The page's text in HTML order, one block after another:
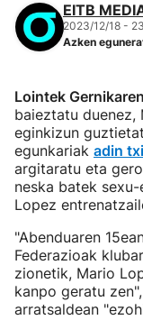
EITB
2023/12/18 -
Azken
Lointek
baieztatu duenez,
eginkizun
egunkariak adin
argitaratu eta
neska batek
Lopez
"Abenduaren
Federazioak
zionetik, Mario
kanpo geratu
arratsaldean